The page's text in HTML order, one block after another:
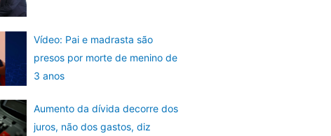
Vídeo: Pai e madrasta são
presos por morte de menino de
3 anos
Aumento da dívida decorre dos
juros, não dos gastos, diz